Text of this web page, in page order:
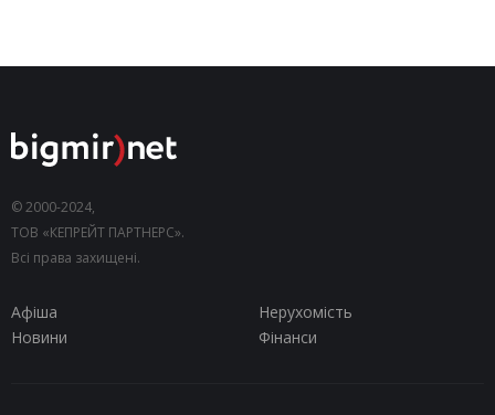
© 2000-2024,
ТОВ «КЕПРЕЙТ ПАРТНЕРС».
Всі права захищені.
Афіша
Нерухомість
Новини
Фінанси